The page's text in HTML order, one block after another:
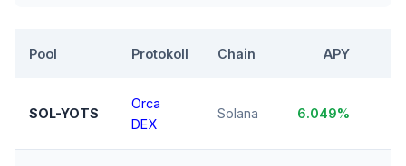
Pool Protokoll Chain APY
SOL-YOTS
Orca
DEX
Solana 6.049%